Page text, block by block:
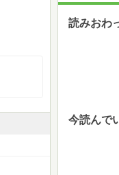
読みおわ
今読んで